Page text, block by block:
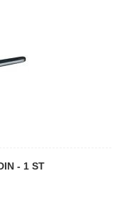
- 1 ST